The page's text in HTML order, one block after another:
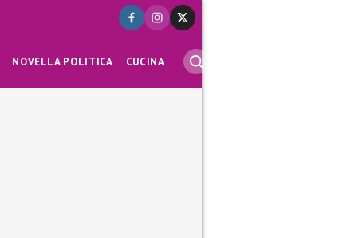
NOVELLA POLITICA CUCINA